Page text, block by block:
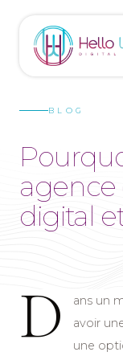
BLOG
digital
D
ans un
avoir
une